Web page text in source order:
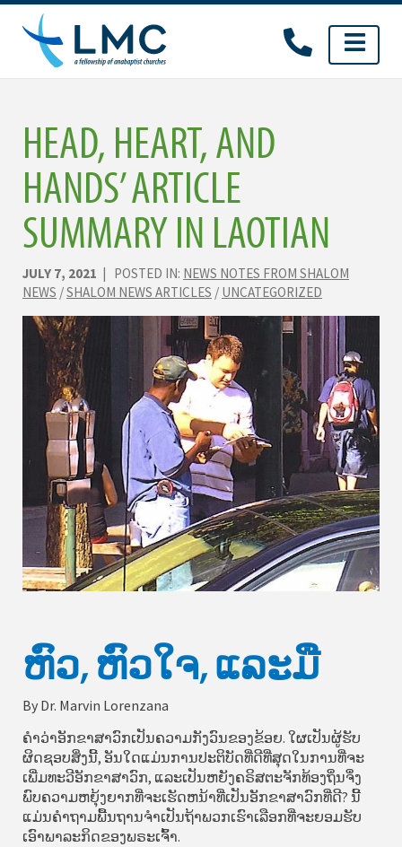
Skip
content
HEAD, HEART, AND
HANDS’ ARTICLE
SUMMARY IN LAOTIAN
JULY 7, 2021 | POSTED IN: NEWS NOTES FROM SHALOM
NEWS /SHALOM NEWS ARTICLES / UNCATEGORIZED
ຫົວ, ຫົວໃຈ, ແລະມື
By Dr. Marvin Lorenzana
ຄຳວ່າອັກຂາສາວົກເປັນຄວາມກັງວົນຂອງຂ້ອຍ. ໃຜເປັນຜູ້ຮັບ
ຜິດຊອບສິ່ງນີ້, ອັນໃດແມ່ນການປະຕິບັດທີ່ດີທີ່ສຸດໃນການທີ່ຈະ
ເພີ່ມທະວີອັກຂາສາວົກ, ແລະເປັນຫຍັງຄຣິສຕະຈັກທ້ອງຖິ່ນຈຶ່ງ
ພົບຄວາມຫຍຸ້ງຍາກທີ່ຈະເຮັດຫນ້າທີ່ເປັນອັກຂາສາວົກທີ່ດີ? ນີ້
ແມ່ນຄຳຖາມພື້ນຖານຈຳເປັນຖ້າພວກເຮົາເລືອກທີ່ຈະຍອມຮັບ
ເອົາພາລະກິດຂອງພຣະເຈົ້າ.